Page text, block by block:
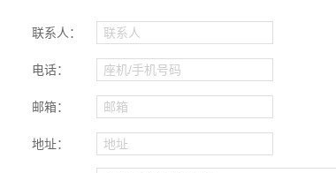
联系人： 联系人
电话： 座机/手机号码
邮箱： 邮箱
地址： 地址